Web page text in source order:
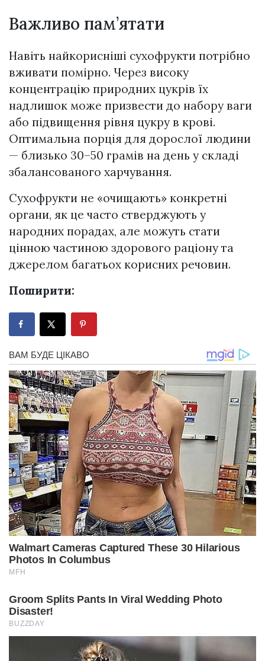
Важливо пам’ятати
Навіть найкорисніші сухофрукти потрібно
вживати помірно. Через високу
концентрацію природних цукрів їх
надлишок може призвести до набору ваги
або підвищення рівня цукру в крові.
Оптимальна порція для дорослої людини
— близько 30–50 грамів на день у складі
збалансованого харчування.
Сухофрукти не «очищають» конкретні
органи, як це часто стверджують у
народних порадах, але можуть стати
цінною частиною здорового раціону та
джерелом багатьох корисних речовин.
Поширити: